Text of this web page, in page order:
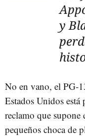
y
No en vano, el PG-
Estados Unidos
reclamo que supone
pequeños choca de